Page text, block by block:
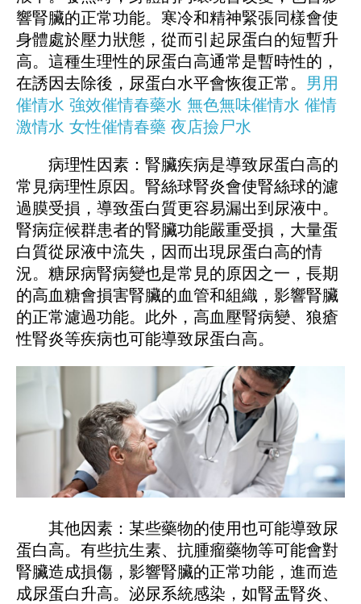
響腎臟的正常功能。寒冷和精神緊張同樣會使
身體處於壓力狀態，從而引起尿蛋白的短暫升
高。這種生理性的尿蛋白高通常是暫時性的，
在誘因去除後，尿蛋白水平會恢復正常。 男用
催情水 強效催情春藥水 無色無味催情水 催情
激情水 女性催情春藥 夜店撿尸水
病理性因素：腎臟疾病是導致尿蛋白高的
常見病理性原因。腎絲球腎炎會使腎絲球的濾
過膜受損，導致蛋白質更容易漏出到尿液中。
腎病症候群患者的腎臟功能嚴重受損，大量蛋
白質從尿液中流失，因而出現尿蛋白高的情
況。糖尿病腎病變也是常見的原因之一，長期
的高血糖會損害腎臟的血管和組織，影響腎臟
的正常濾過功能。此外，高血壓腎病變、狼瘡
性腎炎等疾病也可能導致尿蛋白高。
其他因素：某些藥物的使用也可能導致尿
蛋白高。有些抗生素、抗腫瘤藥物等可能會對
腎臟造成損傷，影響腎臟的正常功能，進而造
成尿蛋白升高。泌尿系統感染，如腎盂腎炎、